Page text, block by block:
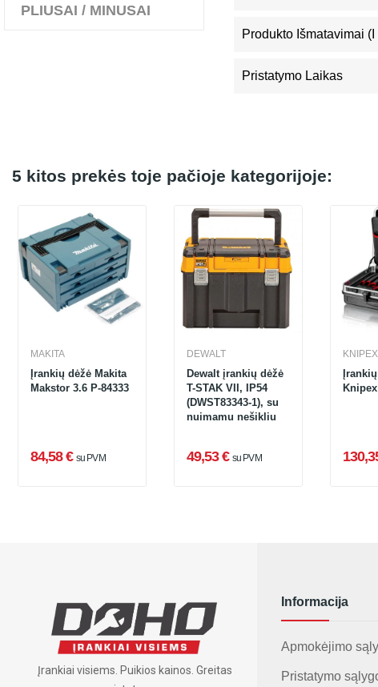
PLIUSAI / MINUSAI
Produkto Išmatavimai (I
Pristatymo Laikas
5 kitos prekės toje pačioje kategorijoje:
MAKITA
Įrankių dėžė Makita
Makstor 3.6 P-84333
84,58 € su PVM
DEWALT
Dewalt įrankių dėžė
T-STAK VII, IP54
(DWST83343-1), su
nuimamu nešikliu
49,53 € su PVM
KNIPEX
Įrankiai visiems. Puikios kainos. Greitas
Informacija
Apmokėjimo
Pristatymo